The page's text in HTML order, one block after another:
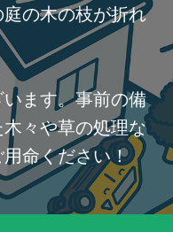
の木の枝が折れ
ます。事前の備
々や草の処理な
命ください！